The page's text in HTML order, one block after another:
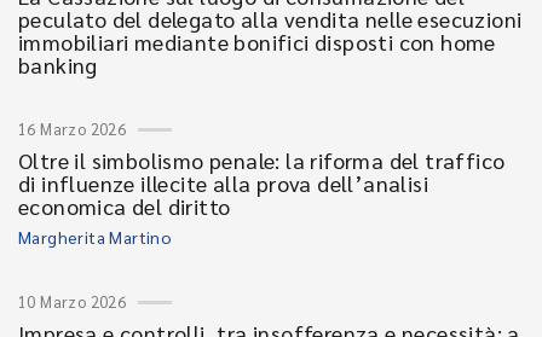
peculato del delegato alla vendita nelle esecuzioni
immobiliari mediante bonifici disposti con home
banking
16 Marzo 2026
Oltre il simbolismo penale: la riforma del traffico
di influenze illecite alla prova dell’analisi
economica del diritto
Margherita Martino
10 Marzo 2026